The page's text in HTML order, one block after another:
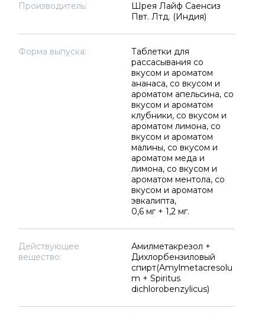
Производитель:
Шрея Лайф Саенсиз
Пвт. Лтд. (Индия)
Форма выпуска:
Таблетки для
рассасывания со
вкусом и ароматом
ананаса, со вкусом и
ароматом апельсина, со
вкусом и ароматом
клубники, со вкусом и
ароматом лимона, со
вкусом и ароматом
малины, со вкусом и
ароматом меда и
лимона, со вкусом и
ароматом ментола, со
вкусом и ароматом
эвкалипта,
0,6 мг + 1,2 мг.
Действующее
вещество:
Амилметакрезол +
Дихлорбензиловый
спирт(Amylmetacresolu
m + Spiritus
dichlorobenzylicus)